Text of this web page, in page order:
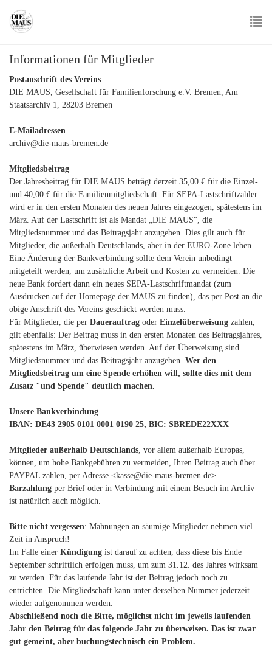
main
Informationen für Mitglieder
Postanschrift des Vereins
DIE MAUS, Gesellschaft für Familienforschung e.V. Bremen, Am
Staatsarchiv 1, 28203 Bremen
E-Mailadressen
archiv@die-maus-bremen.de
Mitgliedsbeitrag
Der Jahresbeitrag für DIE MAUS beträgt derzeit 35,00 € für die Einzel-
und 40,00 € für die Familienmitgliedschaft. Für SEPA-Lastschriftzahler
wird er in den ersten Monaten des neuen Jahres eingezogen, spätestens im
März. Auf der Lastschrift ist als Mandat „DIE MAUS“, die
Mitgliedsnummer und das Beitragsjahr anzugeben. Dies gilt auch für
Mitglieder, die außerhalb Deutschlands, aber in der EURO-Zone leben.
Eine Änderung der Bankverbindung sollte dem Verein unbedingt
mitgeteilt werden, um zusätzliche Arbeit und Kosten zu vermeiden. Die
neue Bank fordert dann ein neues SEPA-Lastschriftmandat (zum
Ausdrucken auf der Homepage der MAUS zu finden), das per Post an die
obige Anschrift des Vereins geschickt werden muss.
Für Mitglieder, die per Dauerauftrag oder Einzelüberweisung zahlen,
gilt ebenfalls: Der Beitrag muss in den ersten Monaten des Beitragsjahres,
spätestens im März, überwiesen werden. Auf der Überweisung sind
Mitgliedsnummer und das Beitragsjahr anzugeben. Wer den
Mitgliedsbeitrag um eine Spende erhöhen will, sollte dies mit dem
Zusatz "und Spende" deutlich machen.
Unsere Bankverbindung
IBAN: DE43 2905 0101 0001 0190 25, BIC: SBREDE22XXX
Mitglieder außerhalb Deutschlands, vor allem außerhalb Europas,
können, um hohe Bankgebühren zu vermeiden, Ihren Beitrag auch über
PAYPAL zahlen, per Adresse <kasse@die-maus-bremen.de>
Barzahlung per Brief oder in Verbindung mit einem Besuch im Archiv
ist natürlich auch möglich.
Bitte nicht vergessen: Mahnungen an säumige Mitglieder nehmen viel
Zeit in Anspruch!
Im Falle einer Kündigung ist darauf zu achten, dass diese bis Ende
September schriftlich erfolgen muss, um zum 31.12. des Jahres wirksam
zu werden. Für das laufende Jahr ist der Beitrag jedoch noch zu
entrichten. Die Mitgliedschaft kann unter derselben Nummer jederzeit
wieder aufgenommen werden.
Abschließend noch die Bitte, möglichst nicht im jeweils laufenden
Jahr den Beitrag für das folgende Jahr zu überweisen. Das ist zwar
gut gemeint, aber buchungstechnisch ein Problem.